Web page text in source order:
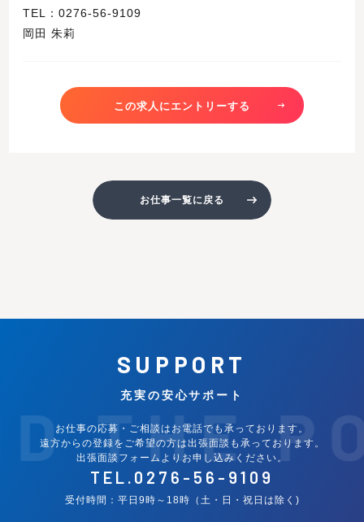
TEL：0276-56-9109
岡田 朱莉
この求人にエントリーする
お仕事一覧に戻る
THE
SUPPORT
充実の安心サポート
お仕事の応募・ご相談はお電話でも承っております。
遠方からの登録をご希望の方は出張面談も承っております。
出張面談フォームよりお申し込みください。
TEL. 0276-56-9109
受付時間：平日9時～18時（土・日・祝日は除く)